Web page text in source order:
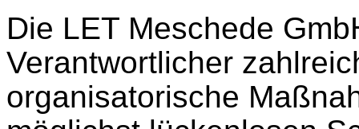
Die LET Meschede
Verantwortlicher
organisatorische